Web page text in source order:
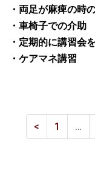
・両足が麻痺の時
・車椅子での介助
・定期的に講習会
・ケアマネ講習
< 1 …